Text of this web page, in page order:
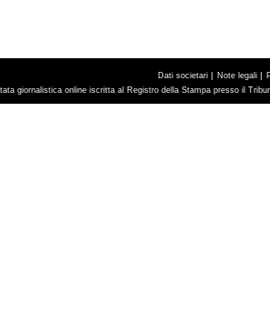
Dati societari | Note legali |
giornalistica online iscritta al Registro della Stampa presso il